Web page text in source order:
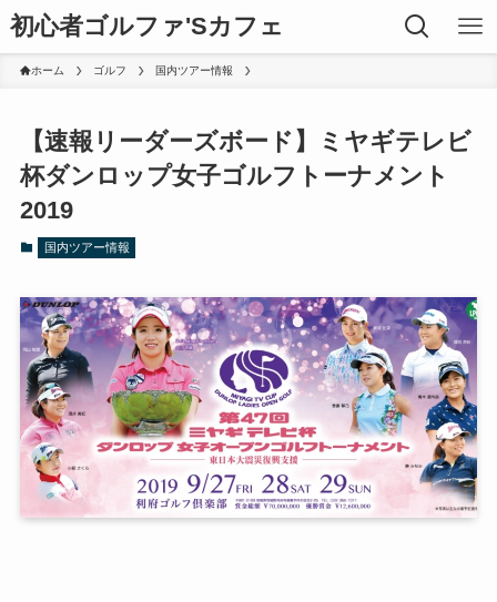
初心者ゴルファ'Sカフェ
ホーム ゴルフ 国内ツアー情報
【速報リーダーズボード】ミヤギテレビ
杯ダンロップ女子ゴルフトーナメント
2019
国内ツアー情報